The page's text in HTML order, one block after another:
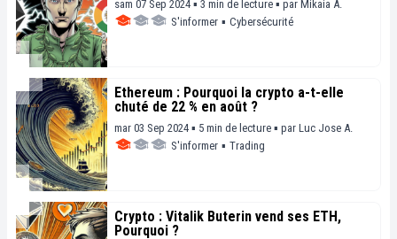
sam 07 Sep 2024 ▪ 3 min de lecture ▪ par Mikaia A.
S'informer ▪ Cybersécurité
Ethereum : Pourquoi la crypto a-t-elle
chuté de 22 % en août ?
mar 03 Sep 2024 ▪ 5 min de lecture ▪ par Luc Jose A.
S'informer ▪ Trading
Crypto : Vitalik Buterin vend ses ETH,
Pourquoi ?